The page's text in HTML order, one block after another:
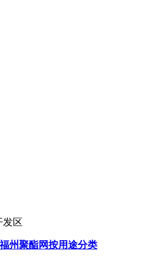
发区
福州聚酯网按用途分类